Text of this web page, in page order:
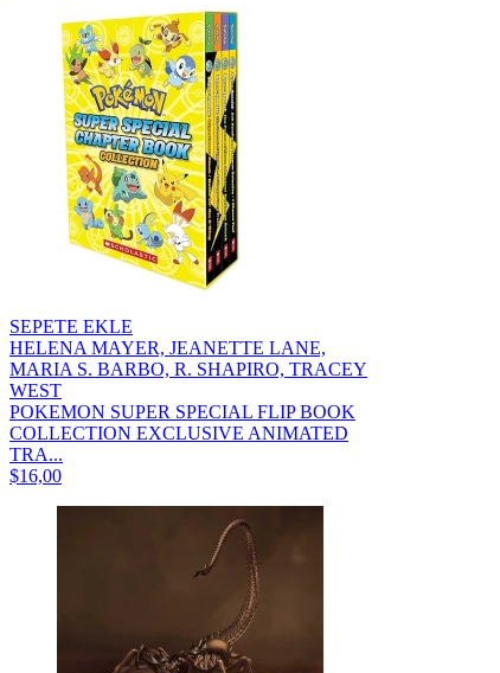
SEPETE EKLE
HELENA MAYER, JEANETTE LANE,
MARIA S. BARBO, R. SHAPIRO, TRACEY
WEST
POKEMON SUPER SPECIAL FLIP BOOK
COLLECTION EXCLUSIVE ANIMATED
TRA...
$16,00